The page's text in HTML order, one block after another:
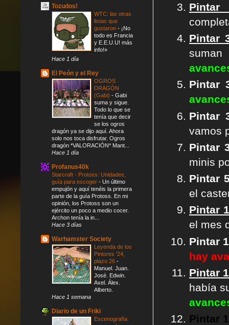
Pintar
Pintar
Pintar
Pintar
vamos
Pintar
minis
Pintar
el
Pintar
el mes
Pintar
hay
Pintar
había
Pintar
Tozudos!
WTC: las otras
listas que
gustaron - ¡No
todo es Francia
y E.E.U.U! más
info!»
Hace 1 día
El Peón y el Rey
OGROS
DRAGÓN
(Gabi) - Gabi
suma y sigue.
Todo lo que se
tenía que decir
se los ogros
dragón ya se dijo aquí. Ahora
solo nos toca disfrutar. Ogros
dragón *VALORACIÓN* Mant...
Hace 1 día
Profanus40k
Starcraft - Protoss: Unidades,
guía para escoger - Un último
empujón y aquí tenéis la primera
parte de la guía Protoss. En mi
opinión, los Protoss son un
ejército un poco a medio cocer.
Archon tenía la in...
Hace 3 días
Warhamster Society
Leyenda de los
Pintores '24,
plazo 26 -
Manuel. Juan.
José. Edwin.
Axel. Álex.
Alberto.
Hace 1 semana
Diario de un Friki
Escenografía: